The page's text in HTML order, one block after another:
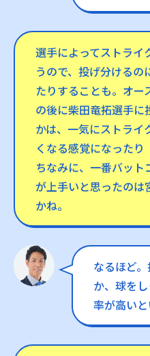
選手によってストライ
うので、投げ分けるの
たりすることも。オー
の後に柴田竜拓選手に
かは、一気にストライ
くなる感覚になったり
ちなみに、一番バット
が上手いと思ったのは
かね。
なるほど
か、球を
率が高いと